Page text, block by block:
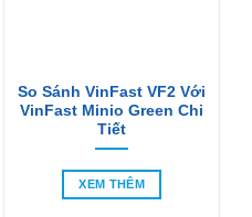
So Sánh VinFast VF2 Với
VinFast Minio Green Chi
Tiết
XEM THÊM